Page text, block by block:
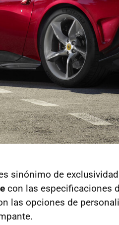
sinónimo de
con las especificaciones
las opciones de